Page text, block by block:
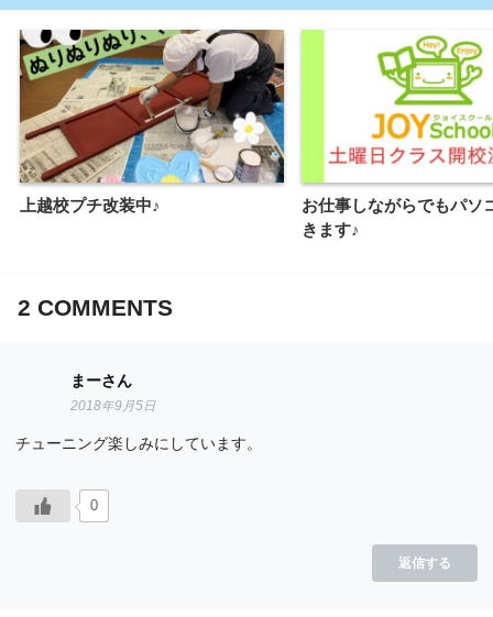
上越校プチ改装中♪
お仕事しながらでもパソ
きます♪
2 COMMENTS
まーさん
2018年9月5日
チューニング楽しみにしています。
0
返信する